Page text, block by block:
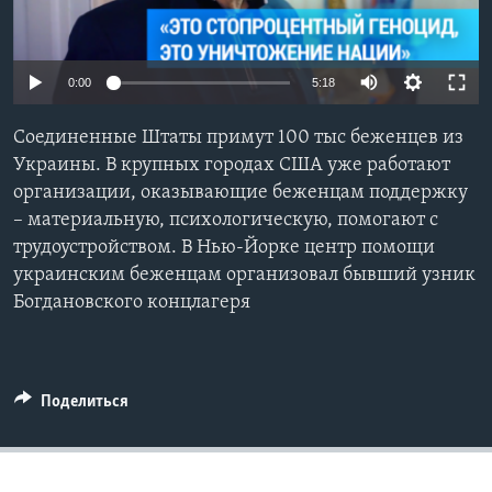
Learning English
Языки
0:00 5:18
Соединенные Штаты примут 100 тыс беженцев из
Украины. В крупных городах США уже работают
организации, оказывающие беженцам поддержку
– материальную, психологическую, помогают с
трудоустройством. В Нью-Йорке центр помощи
украинским беженцам организовал бывший узник
Богдановского концлагеря
Поделиться